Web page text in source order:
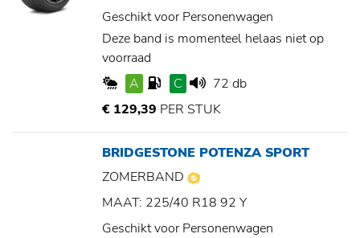
Geschikt voor Personenwagen
Deze band is momenteel helaas niet op
voorraad
A
C
72 db
€ 129,39 PER STUK
BRIDGESTONE POTENZA SPORT
ZOMERBAND
MAAT: 225/40 R18 92 Y
Geschikt voor Personenwagen